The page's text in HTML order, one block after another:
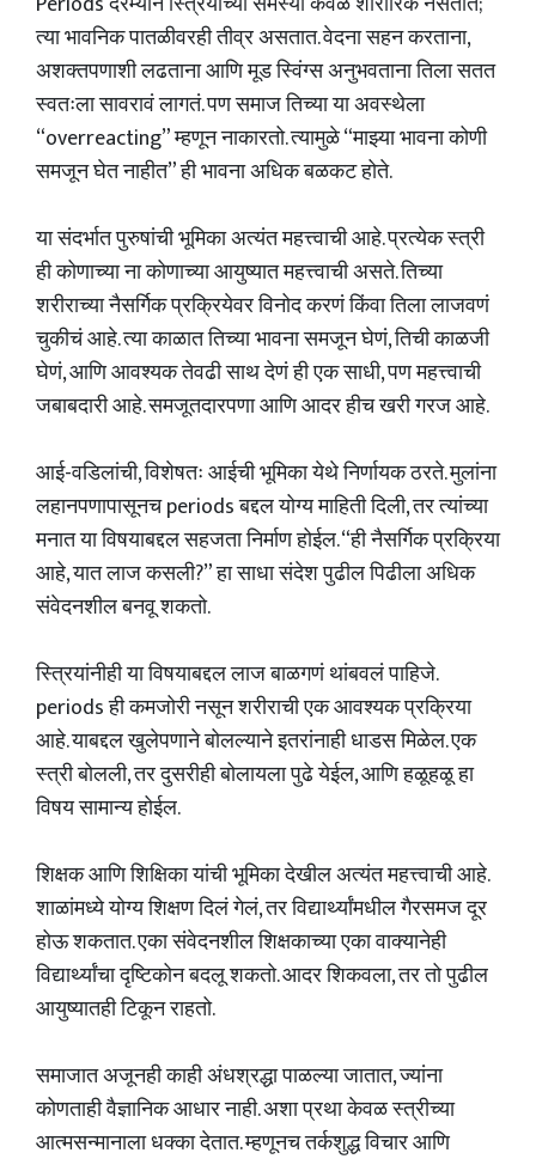
त्या भावनिक पातळीवरही तीव्र असतात. वेदना सहन करताना,
अशक्तपणाशी लढताना आणि मूड स्विंग्स अनुभवताना तिला सतत
स्वतःला सावरावं लागतं. पण समाज तिच्या या अवस्थेला
“overreacting” म्हणून नाकारतो. त्यामुळे “माझ्या भावना कोणी
समजून घेत नाहीत” ही भावना अधिक बळकट होते.
या संदर्भात पुरुषांची भूमिका अत्यंत महत्त्वाची आहे. प्रत्येक स्त्री
ही कोणाच्या ना कोणाच्या आयुष्यात महत्त्वाची असते. तिच्या
शरीराच्या नैसर्गिक प्रक्रियेवर विनोद करणं किंवा तिला लाजवणं
चुकीचं आहे. त्या काळात तिच्या भावना समजून घेणं, तिची काळजी
घेणं, आणि आवश्यक तेवढी साथ देणं ही एक साधी, पण महत्त्वाची
जबाबदारी आहे. समजूतदारपणा आणि आदर हीच खरी गरज आहे.
आई-वडिलांची, विशेषतः आईची भूमिका येथे निर्णायक ठरते. मुलांना
लहानपणापासूनच periods बद्दल योग्य माहिती दिली, तर त्यांच्या
मनात या विषयाबद्दल सहजता निर्माण होईल. “ही नैसर्गिक प्रक्रिया
आहे, यात लाज कसली?” हा साधा संदेश पुढील पिढीला अधिक
संवेदनशील बनवू शकतो.
स्त्रियांनीही या विषयाबद्दल लाज बाळगणं थांबवलं पाहिजे.
periods ही कमजोरी नसून शरीराची एक आवश्यक प्रक्रिया
आहे. याबद्दल खुलेपणाने बोलल्याने इतरांनाही धाडस मिळेल. एक
स्त्री बोलली, तर दुसरीही बोलायला पुढे येईल, आणि हळूहळू हा
विषय सामान्य होईल.
शिक्षक आणि शिक्षिका यांची भूमिका देखील अत्यंत महत्त्वाची आहे.
शाळांमध्ये योग्य शिक्षण दिलं गेलं, तर विद्यार्थ्यांमधील गैरसमज दूर
होऊ शकतात. एका संवेदनशील शिक्षकाच्या एका वाक्यानेही
विद्यार्थ्यांचा दृष्टिकोन बदलू शकतो. आदर शिकवला, तर तो पुढील
आयुष्यातही टिकून राहतो.
समाजात अजूनही काही अंधश्रद्धा पाळल्या जातात, ज्यांना
कोणताही वैज्ञानिक आधार नाही. अशा प्रथा केवळ स्त्रीच्या
आत्मसन्मानाला धक्का देतात. म्हणूनच तर्कशुद्ध विचार आणि